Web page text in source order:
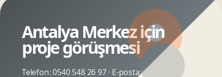
Antalya Merkez için
proje görüşmesi
Telefon:0540 548 26 97· E-posta: